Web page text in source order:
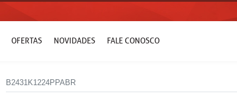
OFERTAS NOVIDADES FALE CONOSCO
B2431K1224PPABR